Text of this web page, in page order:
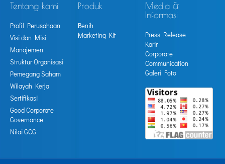
Tentang kami
Profil Perusahaan
Visi dan Misi
Manajemen
Struktur Organisasi
Pemegang Saham
Wilayah Kerja
Sertifikasi
Good Corporate
Governance
Nilai GCG
Produk
Benih
Marketing Kit
Media &
Informasi
Press Release
Karir
Corporate
Communication
Galeri Foto